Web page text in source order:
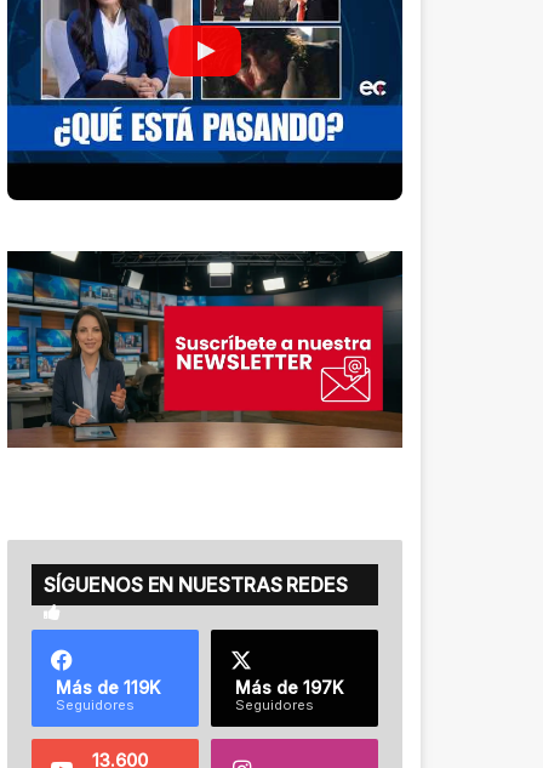
SÍGUENOS EN NUESTRAS REDES
Más de 119K
Seguidores
Más de 197K
Seguidores
13.600